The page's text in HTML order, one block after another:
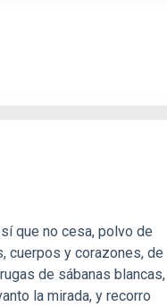
que no cesa, polvo de
cuerpos y corazones, de
de sábanas blancas,
la mirada, y recorro